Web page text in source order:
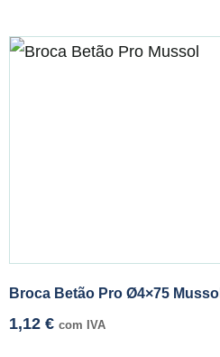
Broca Betão Pro Ø4×75 Mussol
1,12 € com IVA